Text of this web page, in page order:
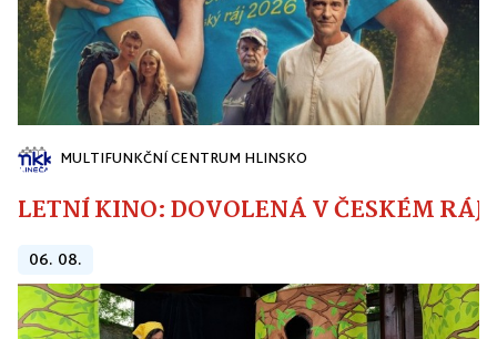
MULTIFUNKČNÍ CENTRUM HLINSKO
LETNÍ KINO: DOVOLENÁ V ČESKÉM RÁJI
06. 08.